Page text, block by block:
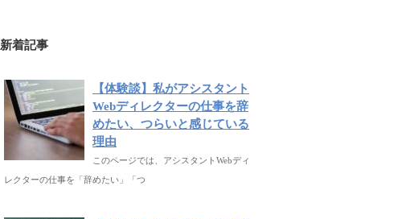
新着記事
【体験談】私がアシスタント
Webディレクターの仕事を辞
めたい、つらいと感じている
理由
このページでは、アシスタントWebディ
レクターの仕事を「辞めたい」「つ